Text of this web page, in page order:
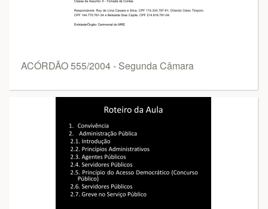
ACÓRDÃO 555/2004 - Segunda Câmara